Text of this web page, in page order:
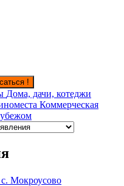
!
Дома, дачи, котеджи
Коммерческая
Мокроусово